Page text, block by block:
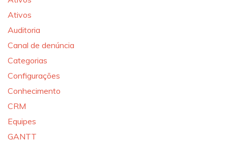
Ativos
Auditoria
Canal de denúncia
Categorias
Configurações
Conhecimento
CRM
Equipes
GANTT